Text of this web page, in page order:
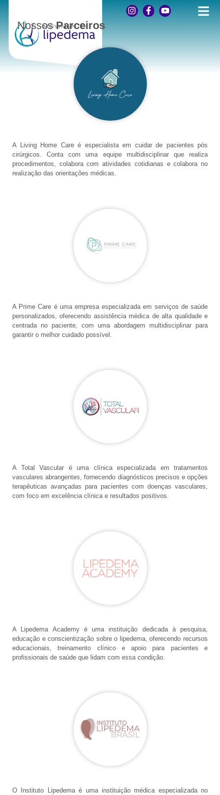
NossosParceiros
A Living Home Care é especialista em cuidar de pacientes pós
cirúrgicos. Conta com uma equipe multidisciplinar que realiza
procedimentos, colabora com atividades cotidianas e colabora no
realização das orientações médicas.
A Prime Care é uma empresa especializada em serviços de saúde
personalizados, oferecendo assistência médica de alta qualidade e
centrada no paciente, com uma abordagem multidisciplinar para
garantir o melhor cuidado possível.
A Total Vascular é uma clínica especializada em tratamentos
vasculares abrangentes, fornecendo diagnósticos precisos e opções
terapêuticas avançadas para pacientes com doenças vasculares,
com foco em excelência clínica e resultados positivos.
A Lipedema Academy é uma instituição dedicada à pesquisa,
educação e conscientização sobre o lipedema, oferecendo recursos
educacionais, treinamento clínico e apoio para pacientes e
profissionais de saúde que lidam com essa condição.
O Instituto Lipedema é uma instituição médica especializada no